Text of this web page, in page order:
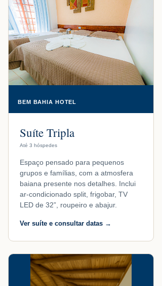
BEM BAHIA HOTEL
Suíte Tripla
Até 3 hóspedes
Espaço pensado para pequenos
grupos e famílias, com a atmosfera
baiana presente nos detalhes. Inclui
ar-condicionado split, frigobar, TV
LED de 32”, roupeiro e abajur.
Ver suíte e consultar datas →